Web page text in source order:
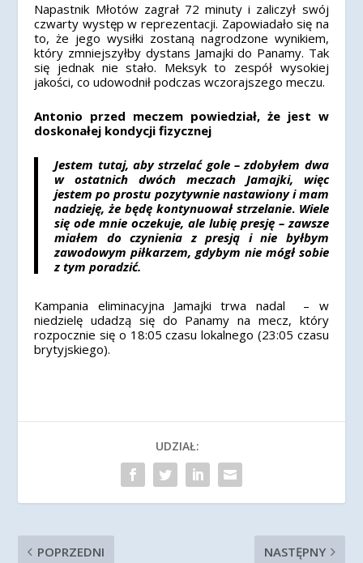
Napastnik Młotów zagrał 72 minuty i zaliczył swój
czwarty występ w reprezentacji. Zapowiadało się na
to, że jego wysiłki zostaną nagrodzone wynikiem,
który zmniejszyłby dystans Jamajki do Panamy. Tak
się jednak nie stało. Meksyk to zespół wysokiej
jakości, co udowodnił podczas wczorajszego meczu.
Antonio przed meczem powiedział, że jest w
doskonałej kondycji fizycznej
Jestem tutaj, aby strzelać gole – zdobyłem dwa
w ostatnich dwóch meczach Jamajki, więc
jestem po prostu pozytywnie nastawiony i mam
nadzieję, że będę kontynuował strzelanie. Wiele
się ode mnie oczekuje, ale lubię presję – zawsze
miałem do czynienia z presją i nie byłbym
zawodowym piłkarzem, gdybym nie mógł sobie
z tym poradzić.
Kampania eliminacyjna Jamajki trwa nadal – w
niedzielę udadzą się do Panamy na mecz, który
rozpocznie się o 18:05 czasu lokalnego (23:05 czasu
brytyjskiego).
UDZIAŁ:
POPRZEDNI NASTĘPNY